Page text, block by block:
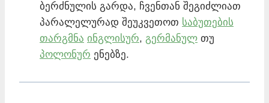
ბერძნულის გარდა, ჩვენთან შეგიძლიათ
პარალელურად შეუკვეთოთ საბუთების
თარგმნა ინგლისურ, გერმანულ თუ
პოლონურ ენებზე.